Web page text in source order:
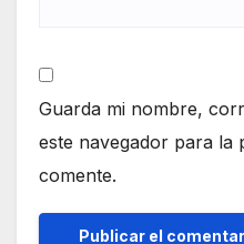
Guarda mi nombre,
este navegador para la
comente.